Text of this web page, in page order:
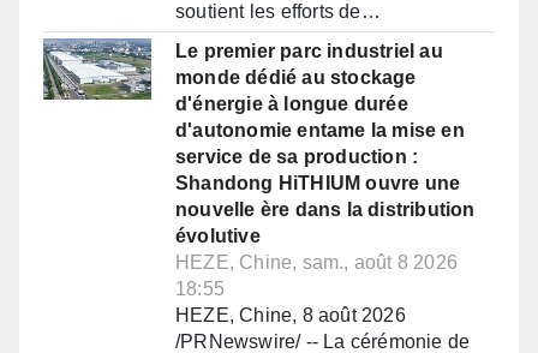
soutient les efforts de…
Le premier parc industriel au
monde dédié au stockage
d'énergie à longue durée
d'autonomie entame la mise en
service de sa production :
Shandong HiTHIUM ouvre une
nouvelle ère dans la distribution
évolutive
HEZE, Chine, sam., août 8 2026
18:55
HEZE, Chine, 8 août 2026
/PRNewswire/ -- La cérémonie de